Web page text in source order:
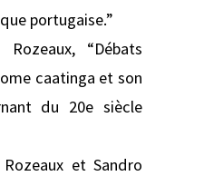
portugaise.”
“Débats
caatinga et son
du 20e siècle
et Sandro